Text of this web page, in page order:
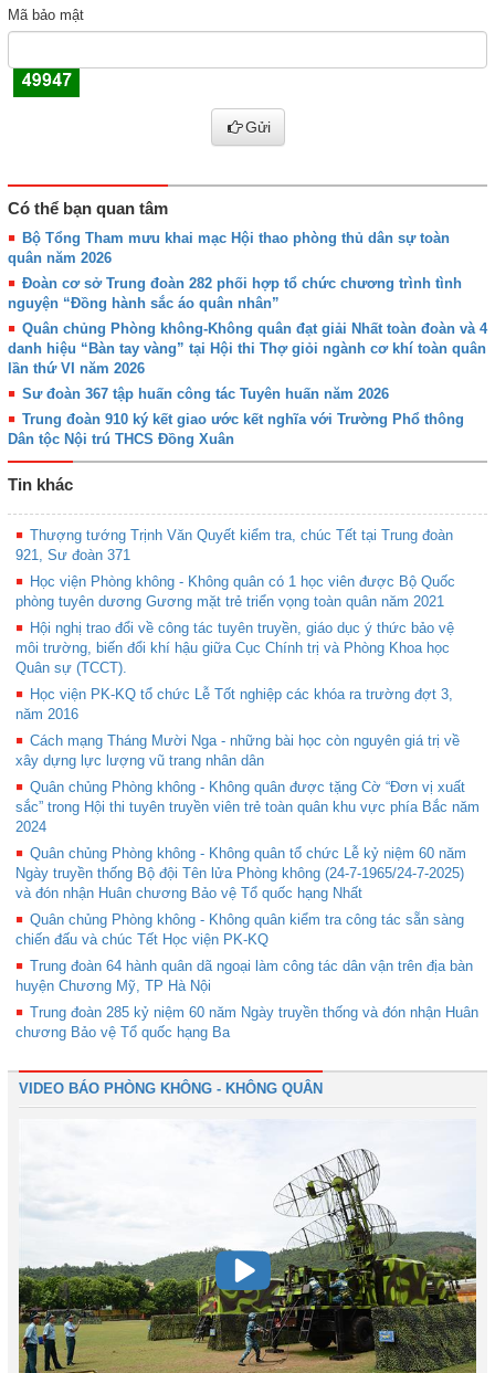
Mã bảo mật
Gửi
Có thể bạn quan tâm
Bộ Tổng Tham mưu khai mạc Hội thao phòng thủ dân sự toàn
quân năm 2026
Đoàn cơ sở Trung đoàn 282 phối hợp tổ chức chương trình tình
nguyện “Đồng hành sắc áo quân nhân”
Quân chủng Phòng không-Không quân đạt giải Nhất toàn đoàn và 4
danh hiệu “Bàn tay vàng” tại Hội thi Thợ giỏi ngành cơ khí toàn quân
lần thứ VI năm 2026
Sư đoàn 367 tập huấn công tác Tuyên huấn năm 2026
Trung đoàn 910 ký kết giao ước kết nghĩa với Trường Phổ thông
Dân tộc Nội trú THCS Đồng Xuân
Tin khác
Thượng tướng Trịnh Văn Quyết kiểm tra, chúc Tết tại Trung đoàn
921, Sư đoàn 371
Học viện Phòng không - Không quân có 1 học viên được Bộ Quốc
phòng tuyên dương Gương mặt trẻ triển vọng toàn quân năm 2021
Hội nghị trao đổi về công tác tuyên truyền, giáo dục ý thức bảo vệ
môi trường, biến đổi khí hậu giữa Cục Chính trị và Phòng Khoa học
Quân sự (TCCT).
Học viện PK-KQ tổ chức Lễ Tốt nghiệp các khóa ra trường đợt 3,
năm 2016
Cách mạng Tháng Mười Nga - những bài học còn nguyên giá trị về
xây dựng lực lượng vũ trang nhân dân
Quân chủng Phòng không - Không quân được tặng Cờ “Đơn vị xuất
sắc” trong Hội thi tuyên truyền viên trẻ toàn quân khu vực phía Bắc năm
2024
Quân chủng Phòng không - Không quân tổ chức Lễ kỷ niệm 60 năm
Ngày truyền thống Bộ đội Tên lửa Phòng không (24-7-1965/24-7-2025)
và đón nhận Huân chương Bảo vệ Tổ quốc hạng Nhất
Quân chủng Phòng không - Không quân kiểm tra công tác sẵn sàng
chiến đấu và chúc Tết Học viện PK-KQ
Trung đoàn 64 hành quân dã ngoại làm công tác dân vận trên địa bàn
huyện Chương Mỹ, TP Hà Nội
Trung đoàn 285 kỷ niệm 60 năm Ngày truyền thống và đón nhận Huân
chương Bảo vệ Tổ quốc hạng Ba
VIDEO BÁO PHÒNG KHÔNG - KHÔNG QUÂN